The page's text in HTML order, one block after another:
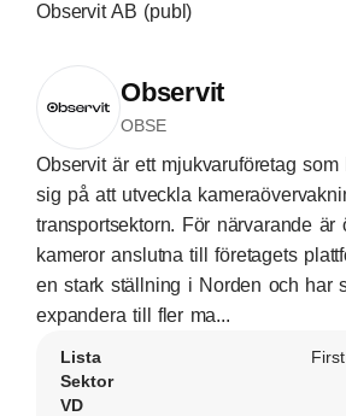
Observit AB (publ)
Observit
OBSE
Observit är ett mjukvaruföretag
sig på att utveckla
transportsektorn. För närvarande är
kameror anslutna till företagets
en stark ställning i Norden och har
expandera till fler ma...
Lista
Sektor
VD